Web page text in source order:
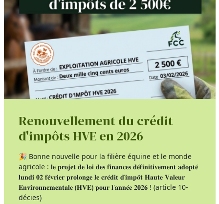
Renouvellement du crédit
d'impôts HVE en 2026
🎉 Bonne nouvelle pour la filière équine et le monde
agricole : 𝐥𝐞 𝐩𝐫𝐨𝐣𝐞𝐭 𝐝𝐞 𝐥𝐨𝐢 𝐝𝐞𝐬 𝐟𝐢𝐧𝐚𝐧𝐜𝐞𝐬 𝐝𝐞́𝐟𝐢𝐧𝐢𝐭𝐢𝐯𝐞𝐦𝐞𝐧𝐭 𝐚𝐝𝐨𝐩𝐭𝐞́
𝐥𝐮𝐧𝐝𝐢 𝟎𝟐 𝐟𝐞́𝐯𝐫𝐢𝐞𝐫 𝐩𝐫𝐨𝐥𝐨𝐧𝐠𝐞 𝐥𝐞 𝐜𝐫𝐞́𝐝𝐢𝐭 𝐝’𝐢𝐦𝐩𝐨̂𝐭 𝐇𝐚𝐮𝐭𝐞 𝐕𝐚𝐥𝐞𝐮𝐫
𝐄𝐧𝐯𝐢𝐫𝐨𝐧𝐧𝐞𝐦𝐞𝐧𝐭𝐚𝐥𝐞 (𝐇𝐕𝐄) 𝐩𝐨𝐮𝐫 𝐥'𝐚𝐧𝐧𝐞́𝐞 𝟐𝟎𝟐𝟔 ! (article 10-
décies)